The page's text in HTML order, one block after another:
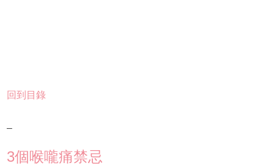
回到目錄
–
3個喉嚨痛禁忌